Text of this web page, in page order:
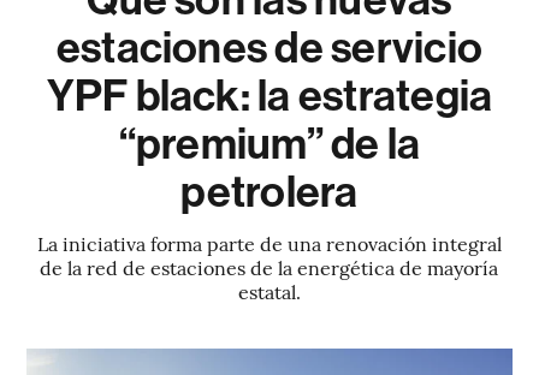
estaciones de servicio
YPF black: la estrategia
“premium” de la
petrolera
La iniciativa forma parte de una renovación integral
de la red de estaciones de la energética de mayoría
estatal.